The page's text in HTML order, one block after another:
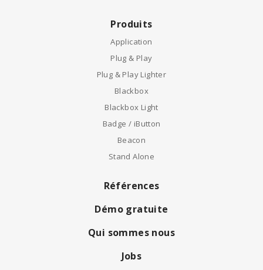
Produits
Application
Plug & Play
Plug & Play Lighter
Blackbox
Blackbox Light
Badge / iButton
Beacon
Stand Alone
Références
Démo gratuite
Qui sommes nous
Jobs